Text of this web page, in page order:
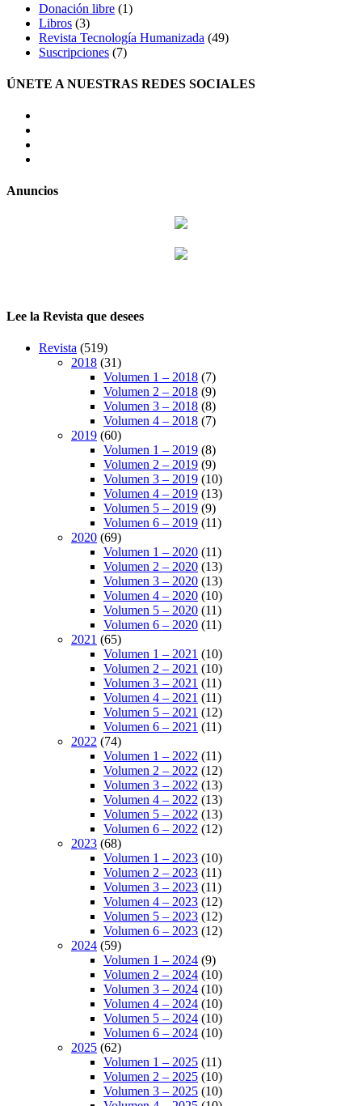
Donación libre (1)
Libros (3)
Revista Tecnología Humanizada (49)
Suscripciones (7)
ÚNETE A NUESTRAS REDES SOCIALES
Anuncios
Lee la Revista que desees
Revista (519)
2018 (31)
Volumen 1 – 2018 (7)
Volumen 2 – 2018 (9)
Volumen 3 – 2018 (8)
Volumen 4 – 2018 (7)
2019 (60)
Volumen 1 – 2019 (8)
Volumen 2 – 2019 (9)
Volumen 3 – 2019 (10)
Volumen 4 – 2019 (13)
Volumen 5 – 2019 (9)
Volumen 6 – 2019 (11)
2020 (69)
Volumen 1 – 2020 (11)
Volumen 2 – 2020 (13)
Volumen 3 – 2020 (13)
Volumen 4 – 2020 (10)
Volumen 5 – 2020 (11)
Volumen 6 – 2020 (11)
2021 (65)
Volumen 1 – 2021 (10)
Volumen 2 – 2021 (10)
Volumen 3 – 2021 (11)
Volumen 4 – 2021 (11)
Volumen 5 – 2021 (12)
Volumen 6 – 2021 (11)
2022 (74)
Volumen 1 – 2022 (11)
Volumen 2 – 2022 (12)
Volumen 3 – 2022 (13)
Volumen 4 – 2022 (13)
Volumen 5 – 2022 (13)
Volumen 6 – 2022 (12)
2023 (68)
Volumen 1 – 2023 (10)
Volumen 2 – 2023 (11)
Volumen 3 – 2023 (11)
Volumen 4 – 2023 (12)
Volumen 5 – 2023 (12)
Volumen 6 – 2023 (12)
2024 (59)
Volumen 1 – 2024 (9)
Volumen 2 – 2024 (10)
Volumen 3 – 2024 (10)
Volumen 4 – 2024 (10)
Volumen 5 – 2024 (10)
Volumen 6 – 2024 (10)
2025 (62)
Volumen 1 – 2025 (11)
Volumen 2 – 2025 (10)
Volumen 3 – 2025 (10)